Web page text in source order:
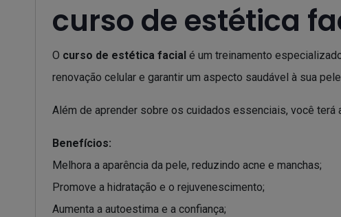
curso de estética
O curso de estética facial é um treinamento
renovação celular e garantir um aspecto saudável à sua
Além de aprender sobre os cuidados essenciais, você
Benefícios:
Melhora a aparência da pele, reduzindo acne e manchas;
Promove a hidratação e o rejuvenescimento;
Aumenta a autoestima e a confiança;